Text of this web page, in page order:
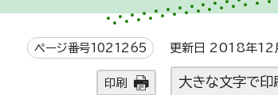
ページ番号1021265 更新日 2018年12
印刷 大きな文字で印